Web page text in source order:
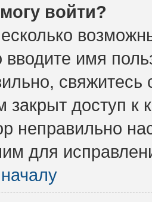
войти?
вводите имя
закрыт доступ к
неправильно
для